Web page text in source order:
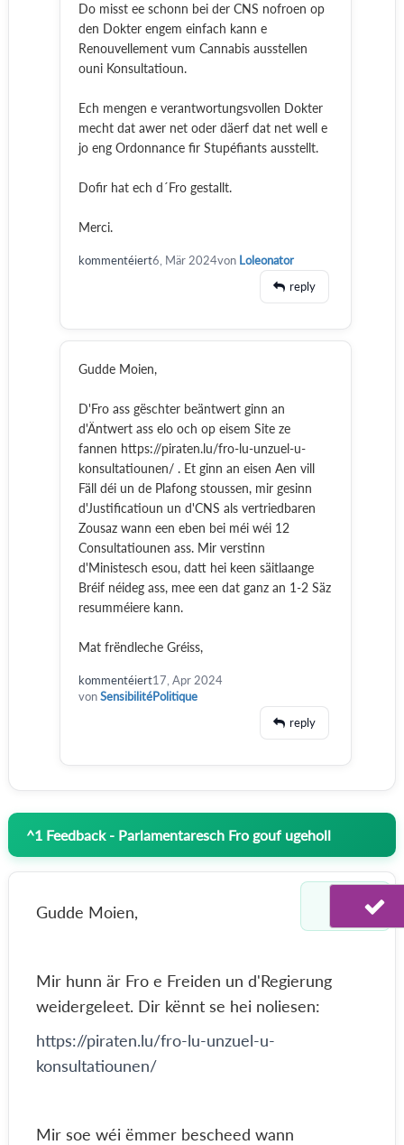
Do misst ee schonn bei der CNS nofroen op
den Dokter engem einfach kann e
Renouvellement vum Cannabis ausstellen
ouni Konsultatioun.
Ech mengen e verantwortungsvollen Dokter
mecht dat awer net oder däerf dat net well e
jo eng Ordonnance fir Stupéfiants ausstellt.
Dofir hat ech d´Fro gestallt.
Merci.
kommentéiert6, Mär 2024von Loleonator
reply
Gudde Moien,
D'Fro ass gëschter beäntwert ginn an
d'Äntwert ass elo och op eisem Site ze
fannen https://piraten.lu/fro-lu-unzuel-u-
konsultatiounen/ . Et ginn an eisen Aen vill
Fäll déi un de Plafong stoussen, mir gesinn
d'Justificatioun un d'CNS als vertriedbaren
Zousaz wann een eben bei méi wéi 12
Consultatiounen ass. Mir verstinn
d'Ministesch esou, datt hei keen säitlaange
Bréif néideg ass, mee een dat ganz an 1-2 Säz
resumméiere kann.
Mat frëndleche Gréiss,
kommentéiert17, Apr 2024
vonSensibilitéPolitique
reply
^1 Feedback - Parlamentaresch Fro gouf ugeholl
Gudde Moien,
Mir hunn är Fro e Freiden un d'Regierung
weidergeleet. Dir kënnt se hei noliesen:
https://piraten.lu/fro-lu-unzuel-u-
konsultatiounen/
Mir soe wéi ëmmer bescheed wann